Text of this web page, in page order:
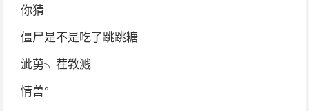
你猜
僵尸是不是吃了跳跳糖
泚莮╮茬敩溅
情兽°